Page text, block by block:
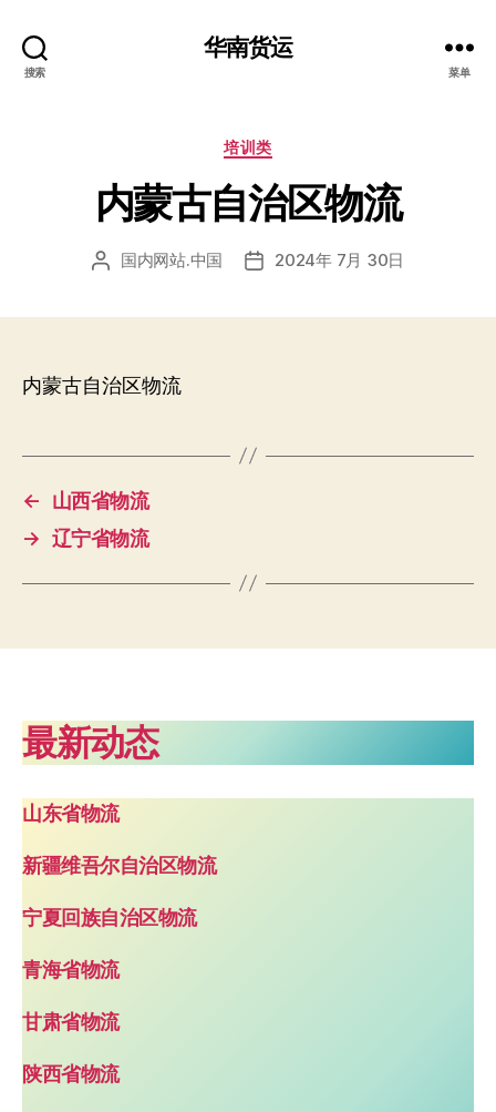
搜索
华南货运
菜单
分
培训类
内蒙古自治区物流
文 国内网站.中国
发 2024年 7月 30日
内蒙古自治区物流
←
山西省物流
→ 辽宁省物流
最新动态
山东省物流
新疆维吾尔自治区物流
宁夏回族自治区物流
青海省物流
甘肃省物流
陕西省物流